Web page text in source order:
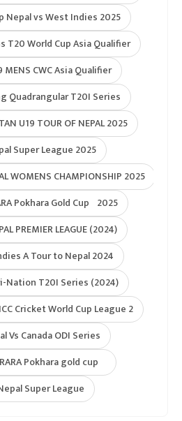
Nepal vs West Indies 2025
T20 World Cup Asia Qualifier
MENS CWC Asia Qualifier
Quadrangular T20I Series
U19 TOUR OF NEPAL 2025
Super League 2025
WOMENS CHAMPIONSHIP 2025
Pokhara Gold Cup 2025
PREMIER LEAGUE (2024)
A Tour to Nepal 2024
Nation T20I Series (2024)
Cricket World Cup League 2
Vs Canada ODI Series
Pokhara gold cup
Super League